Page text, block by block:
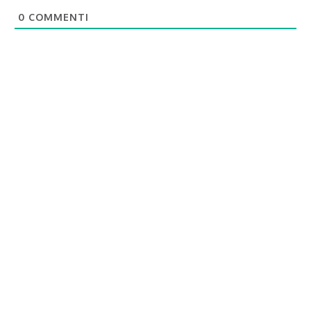
0 COMMENTI